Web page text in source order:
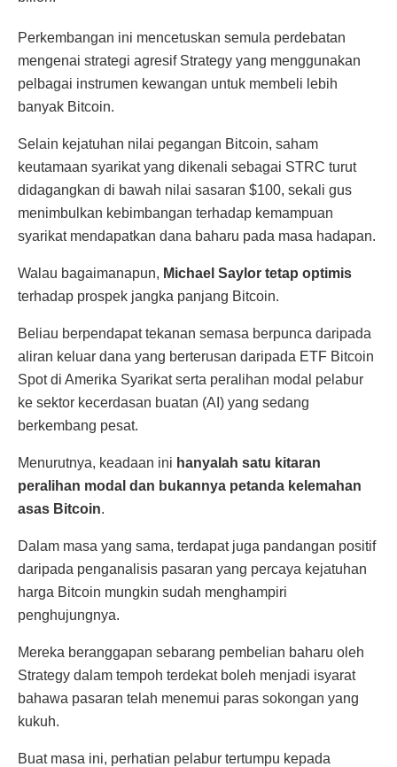
Perkembangan ini mencetuskan semula perdebatan
mengenai strategi agresif Strategy yang menggunakan
pelbagai instrumen kewangan untuk membeli lebih
banyak Bitcoin.
Selain kejatuhan nilai pegangan Bitcoin, saham
keutamaan syarikat yang dikenali sebagai STRC turut
didagangkan di bawah nilai sasaran $100, sekali gus
menimbulkan kebimbangan terhadap kemampuan
syarikat mendapatkan dana baharu pada masa hadapan.
Walau bagaimanapun, Michael Saylor tetap optimis
terhadap prospek jangka panjang Bitcoin.
Beliau berpendapat tekanan semasa berpunca daripada
aliran keluar dana yang berterusan daripada ETF Bitcoin
Spot di Amerika Syarikat serta peralihan modal pelabur
ke sektor kecerdasan buatan (AI) yang sedang
berkembang pesat.
Menurutnya, keadaan ini hanyalah satu kitaran
peralihan modal dan bukannya petanda kelemahan
asas Bitcoin.
Dalam masa yang sama, terdapat juga pandangan positif
daripada penganalisis pasaran yang percaya kejatuhan
harga Bitcoin mungkin sudah menghampiri
penghujungnya.
Mereka beranggapan sebarang pembelian baharu oleh
Strategy dalam tempoh terdekat boleh menjadi isyarat
bahawa pasaran telah menemui paras sokongan yang
kukuh.
Buat masa ini, perhatian pelabur tertumpu kepada